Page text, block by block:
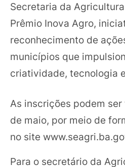
Secretaria da
Prêmio Inova Agro,
reconhecimento de
municípios que
criatividade, tecnologia
As inscrições podem
de maio, por meio de
no site
Para o secretário da